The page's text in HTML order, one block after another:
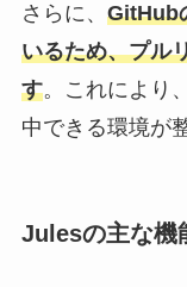
さらに、 GitHub
いるため、プル
す。これにより
中できる環境が
Julesの主な機